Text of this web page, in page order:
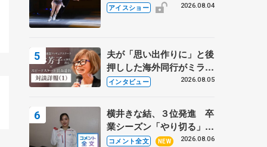
アイスショー 2026.08.04
夫が「思い出作りに」と後
押しした海外同行がミラノ
まで… 繁華街のリンクで
に 小林芳子さんが振り返
るスケート人生
インタビュー 2026.08.05
横井きな結、３位発進 卒
業シーズン「やり切る」
【みなとアクルス杯SP】
コメント全文 NEW 2026.08.06